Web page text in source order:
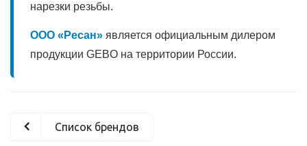
нарезки резьбы.
ООО «Ресан» является официальным дилером
продукции GEBO на территории России.
Список брендов